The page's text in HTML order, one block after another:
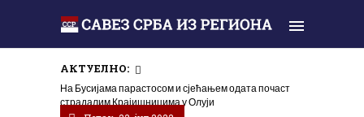
АКТУЕЛНО:
На Бусијама парастосом и сјећањем одата почаст
страдалим Крајишницима у Олуји